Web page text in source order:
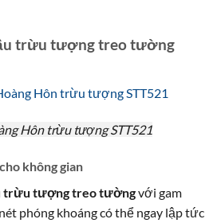
trừu tượng treo tường
Hôn trừu tượng STT521
không gian
trừu tượng treo tườngvới gam
phóng khoáng có thể ngay lập tức